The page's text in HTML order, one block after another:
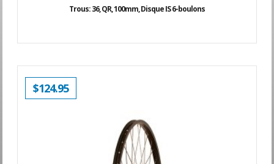
Trous: 36, QR, 100mm, Disque IS 6-boulons
$124.95